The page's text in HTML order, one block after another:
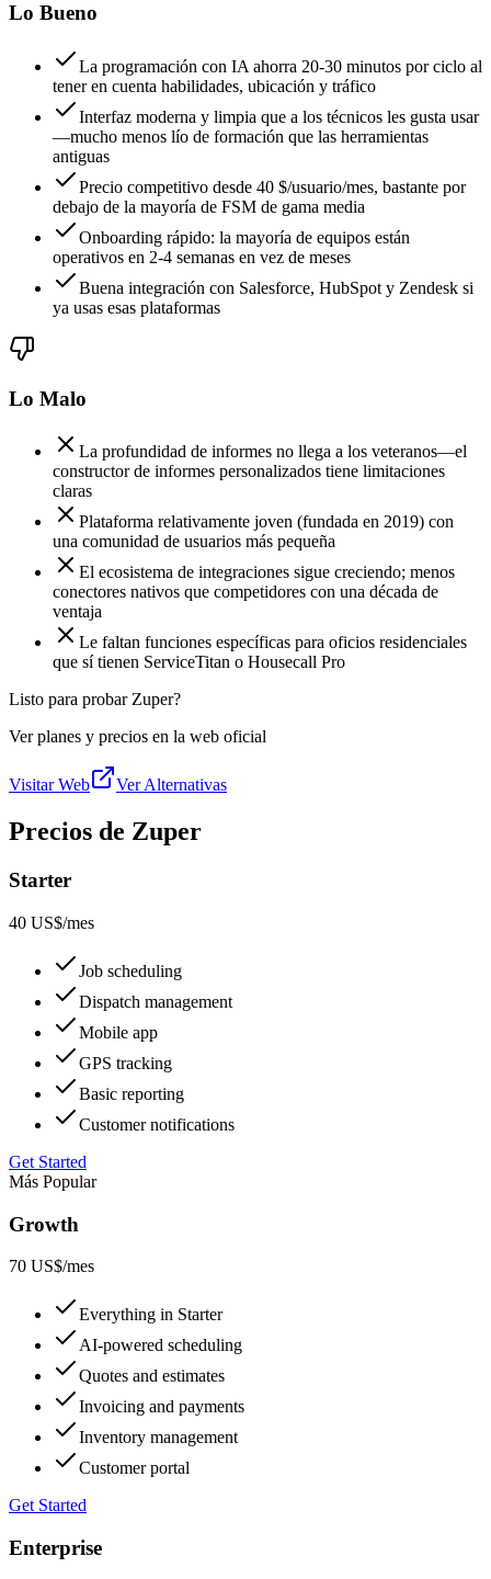
Lo Bueno
La programación con IA ahorra 20-30 minutos por ciclo al
tener en cuenta habilidades, ubicación y tráfico
Interfaz moderna y limpia que a los técnicos les gusta usar
—mucho menos lío de formación que las herramientas
antiguas
Precio competitivo desde 40 $/usuario/mes, bastante por
debajo de la mayoría de FSM de gama media
Onboarding rápido: la mayoría de equipos están
operativos en 2-4 semanas en vez de meses
Buena integración con Salesforce, HubSpot y Zendesk si
ya usas esas plataformas
Lo Malo
La profundidad de informes no llega a los veteranos—el
constructor de informes personalizados tiene limitaciones
claras
Plataforma relativamente joven (fundada en 2019) con
una comunidad de usuarios más pequeña
El ecosistema de integraciones sigue creciendo; menos
conectores nativos que competidores con una década de
ventaja
Le faltan funciones específicas para oficios residenciales
que sí tienen ServiceTitan o Housecall Pro
Listo para probar Zuper?
Ver planes y precios en la web oficial
Visitar Web Ver Alternativas
Precios de Zuper
Starter
40 US$/mes
Job scheduling
Dispatch management
Mobile app
GPS tracking
Basic reporting
Customer notifications
Get Started
Más Popular
Growth
70 US$/mes
Everything in Starter
AI-powered scheduling
Quotes and estimates
Invoicing and payments
Inventory management
Customer portal
Get Started
Enterprise